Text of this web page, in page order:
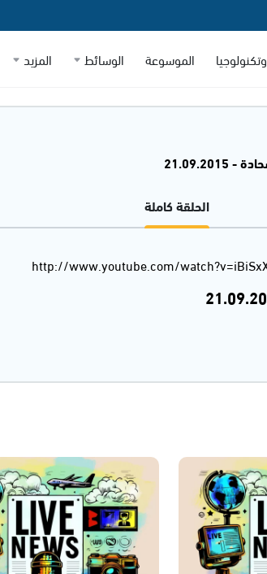
الموسوعة الوسائط المزيد
الحلقة كاملة
http://www.youtube.com/